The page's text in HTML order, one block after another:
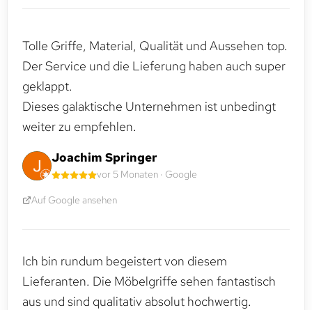
Tolle Griffe, Material, Qualität und Aussehen top.
Der Service und die Lieferung haben auch super
geklappt.
Dieses galaktische Unternehmen ist unbedingt
weiter zu empfehlen.
Joachim Springer
vor 5 Monaten · Google
Auf Google ansehen
Ich bin rundum begeistert von diesem
Lieferanten. Die Möbelgriffe sehen fantastisch
aus und sind qualitativ absolut hochwertig.